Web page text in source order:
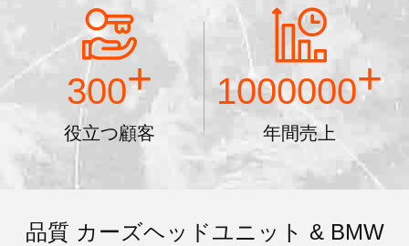
300+
役立つ顧客
1000000+
年間売上
品質 カーズヘッドユニット & BMW